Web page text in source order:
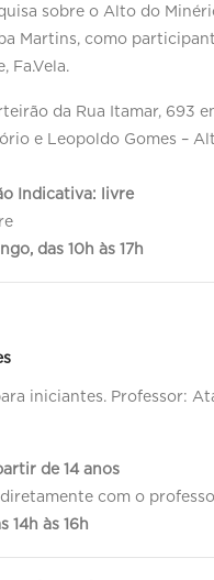
sobre o Alto do
Martins, como
Fa.Vela.
da Rua Itamar, 693
e Leopoldo Gomes –
Indicativa: livre
das 10h às 17h
iniciantes. Professor:
de 14 anos
diretamente com o
14h às 16h